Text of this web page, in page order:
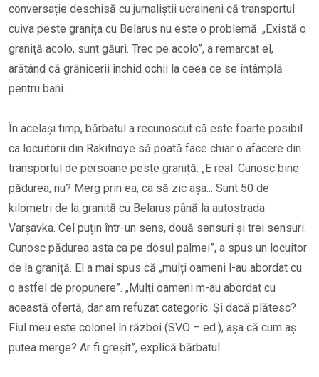
conversație deschisă cu jurnaliștii ucraineni că transportul
cuiva peste granița cu Belarus nu este o problemă. „Există o
graniță acolo, sunt găuri. Trec pe acolo”, a remarcat el,
arătând că grănicerii închid ochii la ceea ce se întâmplă
pentru bani.
În același timp, bărbatul a recunoscut că este foarte posibil
ca locuitorii din Rakitnoye să poată face chiar o afacere din
transportul de persoane peste graniță. „E real. Cunosc bine
pădurea, nu? Merg prin ea, ca să zic așa... Sunt 50 de
kilometri de la granită cu Belarus până la autostrada
Varșavka. Cel puțin într-un sens, două sensuri și trei sensuri.
Cunosc pădurea asta ca pe dosul palmei”, a spus un locuitor
de la graniță. El a mai spus că „mulți oameni l-au abordat cu
o astfel de propunere”. „Mulți oameni m-au abordat cu
această ofertă, dar am refuzat categoric. Și dacă plătesc?
Fiul meu este colonel în război (SVO – ed.), așa că cum aș
putea merge? Ar fi greșit”, explică bărbatul.